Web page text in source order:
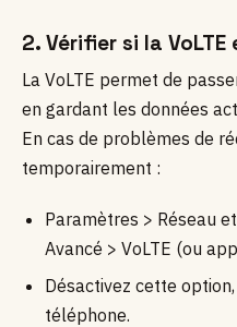
2. Vérifier si la
La VoLTE permet de
en gardant les données
En cas de problèmes de
temporairement :
Paramètres > Réseau
Avancé > VoLTE (ou
Désactivez cette
téléphone.